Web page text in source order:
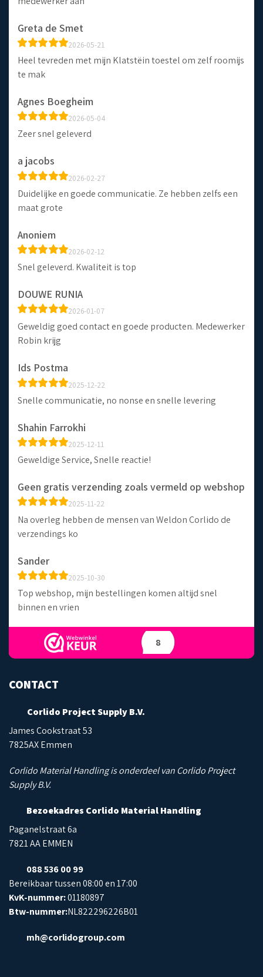
Greta de Smet
2026-05-21
Heel tevreden met mijn Klatstëin toestel om zelf roomijs
te mak
Agnes Boegheim
2026-05-04
Zeer snel geleverd
a jacobs
2026-02-27
Duidelijke en goede communicatie. Ze hebben zelfs een
maat grote
Anoniem
2026-02-12
Snel geleverd. Kwaliteit is top
DOUWE RUNIA
2026-01-07
Geweldig goed contact en goede producten. Medewerker
Robin krijg
Ids Postma
2025-12-22
Snelle communicatie, no nonse en snelle levering
Shahin Farrokhi
2025-12-11
Geweldige Service, Snelle reactie!
Geen gratis verzending zoals vermeld op webshop
2025-11-22
Na overleg hebben de mensen van Weldon Corlido de
verzendings ko
Sander
2025-10-30
Top webshop, mijn bestellingen komen altijd snel
binnen en vrien
8
CONTACT
Corlido Project Supply B.V.
James Cookstraat 53
7825AX Emmen
Corlido Material Handling is onderdeel van Corlido Project
Supply B.V.
Bezoekadres Corlido Material Handling
Paganelstraat 6a
7821 AA EMMEN
088 536 00 99
Bereikbaar tussen 08:00 en 17:00
KvK-nummer:01180897
Btw-nummer:NL822296226B01
mh@corlidogroup.com